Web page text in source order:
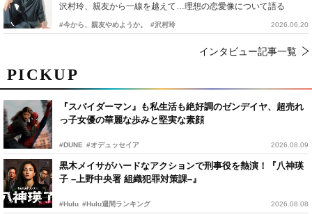
PICKUP
『スパイダーマン』も私生活も絶好調のゼンデイヤ、超売れ
っ子女優の華麗な歩みと堅実な素顔
#DUNE #オデュッセイア 2026.08.09
黒木メイサがハードなアクションで刑事役を熱演！『八神瑛
子 –上野中央署 組織犯罪対策課–』
#Hulu #Hulu週間ランキング 2026.08.08
沢村玲、親友から一線を越えて…理想の恋愛像について語る
#今から、親友やめようか。 #沢村玲 2026.06.20
インタビュー記事一覧